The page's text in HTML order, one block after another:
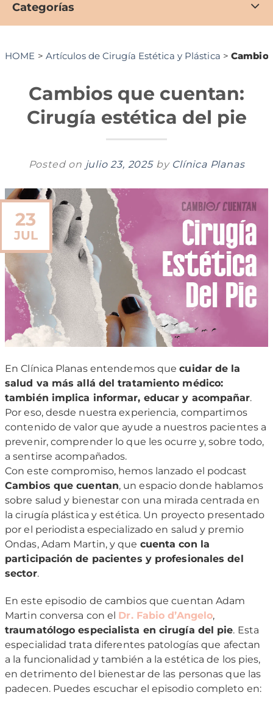
Categorías
HOME > Artículos de Cirugía Estética y Plástica >
Cambios que cuentan:
Cirugía estética del pie
Posted on julio 23, 2025 by Clínica Planas
23
JUL
En Clínica Planas entendemos quecuidar de la
salud va más allá del tratamiento médico:
también implica informar, educar y acompañar.
Por eso, desde nuestra experiencia, compartimos
contenido de valor que ayude a nuestros pacientes a
prevenir, comprender lo que les ocurre y, sobre todo,
a sentirse acompañados.
Con este compromiso, hemos lanzado el podcast
Cambios que cuentan, un espacio donde hablamos
sobre salud y bienestar con una mirada centrada en
la cirugía plástica y estética. Un proyecto presentado
por el periodista especializado en salud y premio
Ondas, Adam Martin, y que cuenta con la
participación de pacientes y profesionales del
sector.
En este episodio de cambios que cuentan Adam
Martin conversa con el Dr. Fabio d’Angelo,
traumatólogo especialista en cirugía del pie. Esta
especialidad trata diferentes patologías que afectan
a la funcionalidad y también a la estética de los pies,
en detrimento del bienestar de las personas que las
padecen. Puedes escuchar el episodio completo en: